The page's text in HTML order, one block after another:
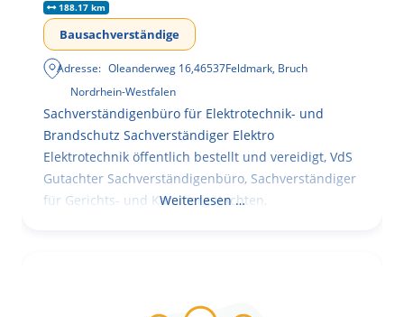
188.17 km
Bausachverständige
Adresse: Oleanderweg 16,46537Feldmark, Bruch
Nordrhein-Westfalen
Sachverständigenbüro für Elektrotechnik- und
Brandschutz Sachverständiger Elektro
Elektrotechnik öffentlich bestellt und vereidigt, VdS
Gutachter Sachverständigenbüro, Sachverständiger
für Gerichts- und Kammergutachten,
Weiterlesen …